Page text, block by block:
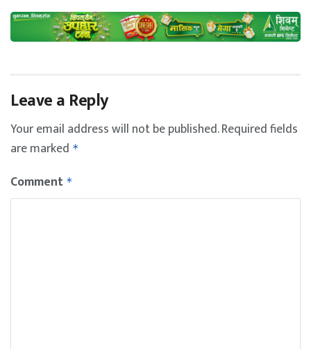
Leave a Reply
Your email address will not be published.Required fields
are marked *
Comment *